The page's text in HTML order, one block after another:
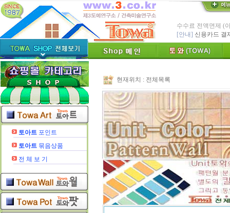
* Since : 1987 ~ 신
- 특허,의장,상표권
친환경 Bio
[브랜드 명]"토와"(
[알림]숨쉬는 조습
* TOWA 가상시공
- 토와 배치 디자인
* TOWA 회원가입
-토와, 첫구매시 배
수수료 전액면제 (
[안내]신용카드 결
토아트 포인트
토아트 묶음상품
전 체 보 기
현재위치 : 전체목록